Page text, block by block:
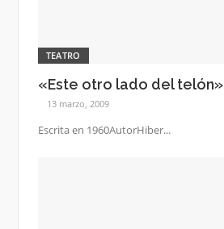
TEATRO
«Este otro lado del telón»
13 marzo, 2009
Escrita en 1960AutorHiber...